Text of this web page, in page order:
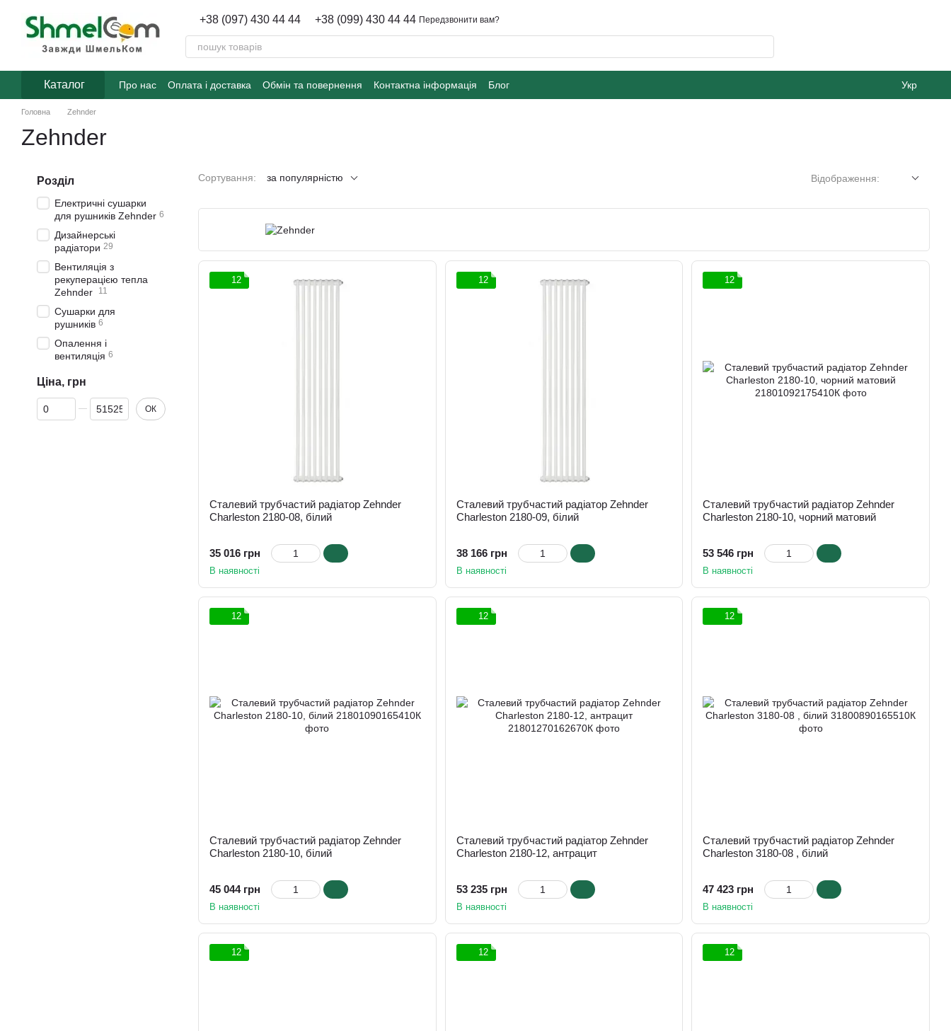
+38 (097) 430 44 44 +38 (099) 430 44 44 Передзвонити вам?
Каталог Про нас Оплата і доставка Обмін та повернення Контактна інформація Блог Укр
Головна Zehnder
Zehnder
Сортування: за популярністю Відображення:
12
Сталевий трубчастий радіатор Zehnder
Charleston 2180-08, білий
35 016 грн
В наявності
12
Сталевий трубчастий радіатор Zehnder
Charleston 2180-09, білий
38 166 грн
В наявності
12
Сталевий трубчастий радіатор Zehnder
Charleston 2180-10, чорний матовий
53 546 грн
В наявності
12
Сталевий трубчастий радіатор Zehnder
Charleston 2180-10, білий
45 044 грн
В наявності
12
Сталевий трубчастий радіатор Zehnder
Charleston 2180-12, антрацит
53 235 грн
В наявності
12
Сталевий трубчастий радіатор Zehnder
Charleston 3180-08 , білий
47 423 грн
В наявності
12 12 12
Розділ
Електричні сушарки
для рушників Zehnder 6
Дизайнерські
радіатори 29
Вентиляція з
рекуперацією тепла
Zehnder
11
Сушарки для
рушників 6
Опалення і
вентиляція 6
Ціна, грн
Від Ціна, грн
До Ціна, грн ОК